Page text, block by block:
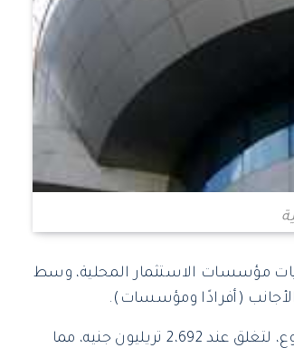
مؤسسات الاستثمار المحلية، وسط
(أفرادًا ومؤسسات).
وزادت القيمة السوقية لـ البورصة نحو 50.2 مليار جنيه، خلال الأسبوع، لتغلق عند 2،692 تريليون جنيه، مما